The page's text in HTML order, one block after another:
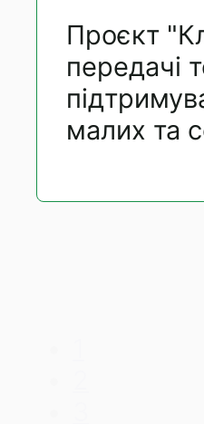
Проєкт
передачі
малих та